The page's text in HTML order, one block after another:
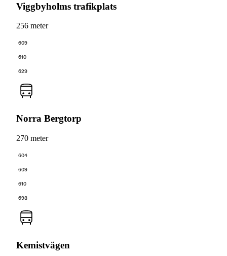
Viggbyholms trafikplats
256 meter
609
610
629
Norra Bergtorp
270 meter
604
609
610
698
Kemistvägen